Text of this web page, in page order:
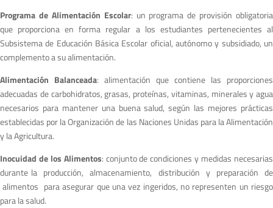
Programa de Alimentación Escolar: un programa de provisión obligatoria
que proporciona en forma regular a los estudiantes pertenecientes al
Subsistema de Educación Básica Escolar oficial, autónomo y subsidiado, un
complemento a su alimentación.
Alimentación Balanceada: alimentación que contiene las proporciones
adecuadas de carbohidratos, grasas, proteínas, vitaminas, minerales y agua
necesarios para mantener una buena salud, según las mejores prácticas
establecidas por la Organización de las Naciones Unidas para la Alimentación
y la Agricultura.
Inocuidad de los Alimentos: conjunto de condiciones y medidas necesarias
durante la producción, almacenamiento, distribución y preparación de
alimentos para asegurar que una vez ingeridos, no representen un riesgo
para la salud.